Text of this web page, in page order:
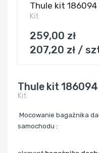
Thule kit 186094
Kit
259,00 zł
207,20 zł /
Thule kit 186094
Kit
Mocowanie bagażnika
samochodu :